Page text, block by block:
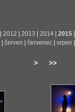
2012 2013 2014| 2015
červen červenec srpen